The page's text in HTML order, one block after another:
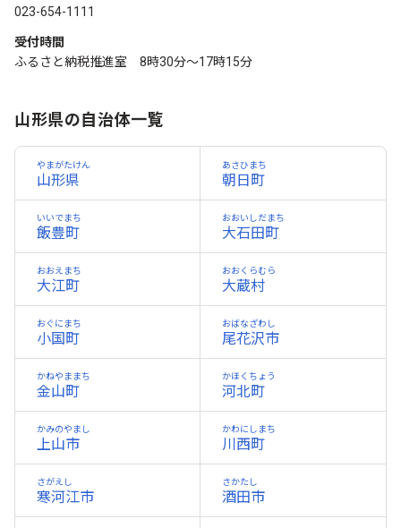
023-654-1111
受付時間
ふるさと納税推進室 8時30分～17時15分
山形県の自治体一覧
山形県
やまがたけん
朝日町
あさひまち
飯豊町
いいでまち
大石田町
おおいしだまち
大江町
おおえまち
大蔵村
おおくらむら
小国町
おぐにまち
尾花沢市
おばなざわし
金山町
かねやままち
河北町
かほくちょう
上山市
かみのやまし
川西町
かわにしまち
寒河江市
さがえし
酒田市
さかたし